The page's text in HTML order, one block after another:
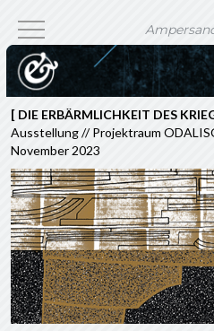
[ DIE ERBÄRMLICHKEIT DES
Ausstellung // Projektraum
November 2023